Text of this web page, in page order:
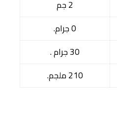
2 جم
0 جرام.
30 جرام .
210 ملجم.